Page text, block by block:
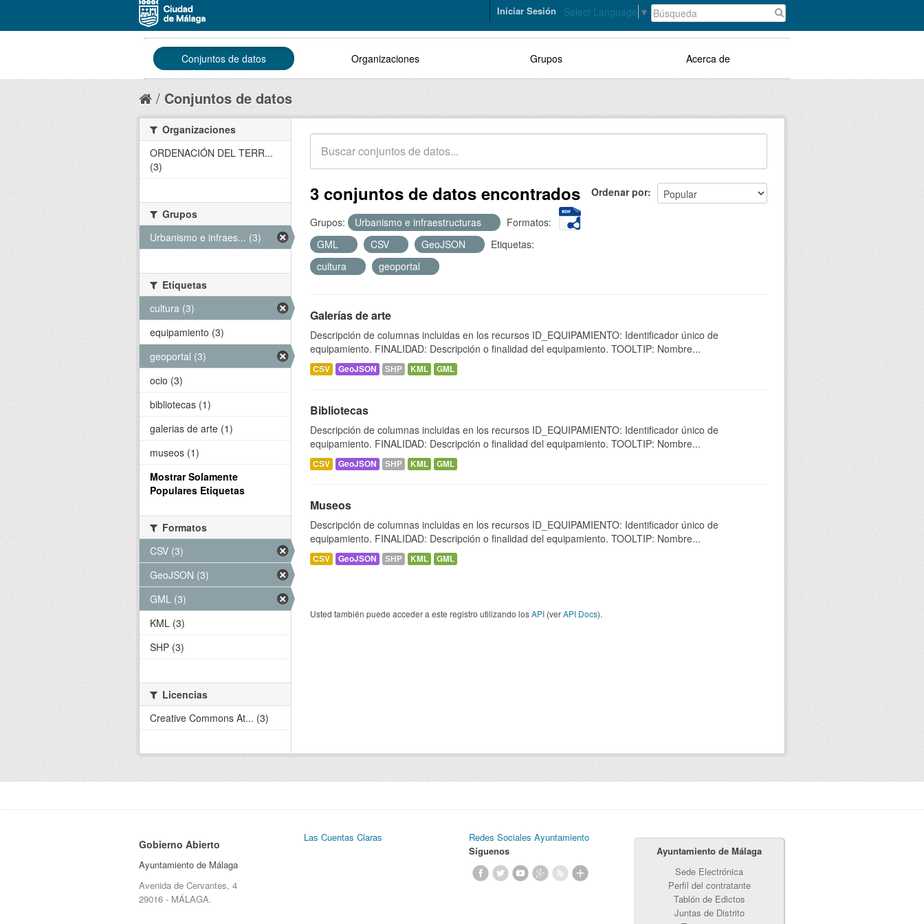
Select Language ▼
Iniciar Sesión
Conjuntos de datos Organizaciones Grupos Acerca de
Conjuntos de datos
Ordenar por
3 conjuntos de datos encontrados
Grupos: Urbanismo e infraestructuras
Formatos:
GML
CSV GeoJSON
Etiquetas:
cultura
geoportal
Galerías de arte
Descripción de columnas incluidas en los recursos ID_EQUIPAMIENTO: Identificador único de
equipamiento. FINALIDAD: Descripción o finalidad del equipamiento. TOOLTIP: Nombre...
CSV GeoJSON SHP KML GML
Bibliotecas
Descripción de columnas incluidas en los recursos ID_EQUIPAMIENTO: Identificador único de
equipamiento. FINALIDAD: Descripción o finalidad del equipamiento. TOOLTIP: Nombre...
CSV GeoJSON SHP KML GML
Museos
Descripción de columnas incluidas en los recursos ID_EQUIPAMIENTO: Identificador único de
equipamiento. FINALIDAD: Descripción o finalidad del equipamiento. TOOLTIP: Nombre...
CSV GeoJSON SHP KML GML
Usted también puede acceder a este registro utilizando losAPI (verAPI Docs).
Organizaciones
ORDENACIÓN DEL TERR...
(3)
Grupos
Urbanismo e infraes... (3)
Etiquetas
cultura (3)
equipamiento (3)
geoportal (3)
ocio (3)
bibliotecas (1)
galerias de arte (1)
museos (1)
Mostrar Solamente
Populares Etiquetas
Formatos
CSV (3)
GeoJSON (3)
GML (3)
KML (3)
SHP (3)
Licencias
Creative Commons At... (3)
Gobierno Abierto
Ayuntamiento de Málaga
Avenida de Cervantes, 4
29016 - MÁLAGA.
Las Cuentas Claras
Redes Sociales Ayuntamiento
Síguenos
Ayuntamiento de Málaga
Sede Electrónica
Perfil del contratante
Tablón de Edictos
Juntas de Distrito